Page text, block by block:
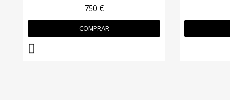
750 €
COMPRAR